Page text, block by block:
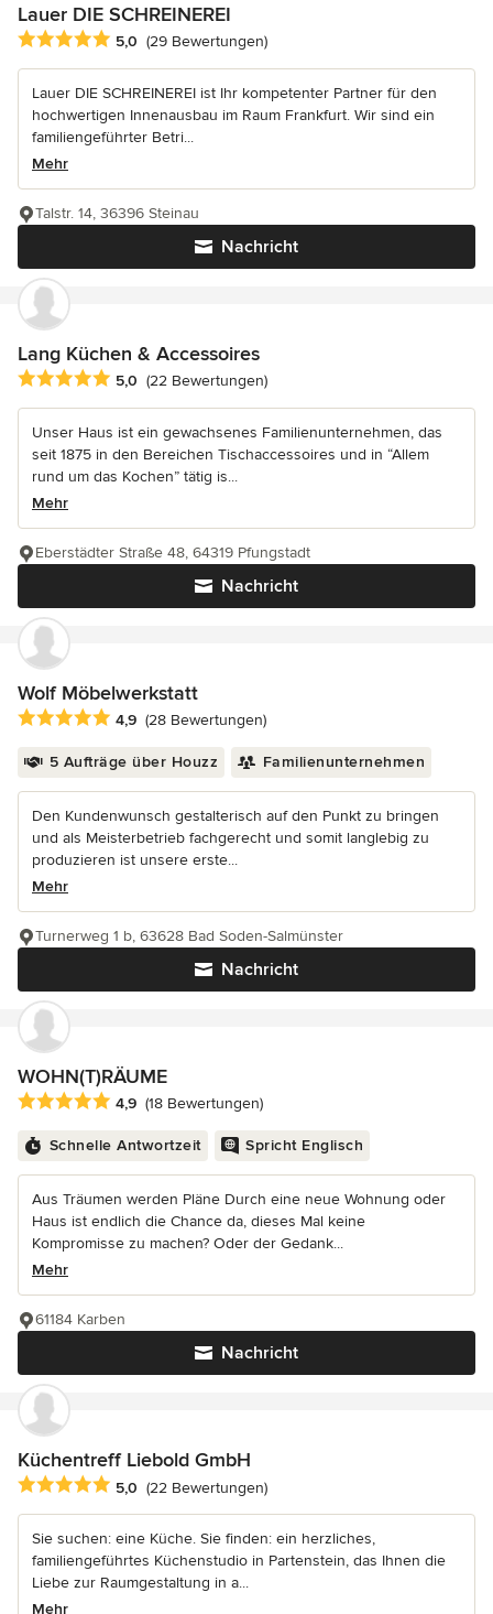
Lauer DIE SCHREINEREI
Durchschnittliche Bewertung: 5 von 5 Sternen
5,0 (29 Bewertungen)
Lauer DIE SCHREINEREI ist Ihr kompetenter Partner für den
hochwertigen Innenausbau im Raum Frankfurt. Wir sind ein
familiengeführter Betri...
Mehr
Nachricht
Talstr. 14, 36396 Steinau
Lang Küchen & Accessoires
Durchschnittliche Bewertung: 5 von 5 Sternen
5,0 (22 Bewertungen)
Unser Haus ist ein gewachsenes Familienunternehmen, das
seit 1875 in den Bereichen Tischaccessoires und in “Allem
rund um das Kochen” tätig is...
Mehr
Nachricht
Eberstädter Straße 48, 64319 Pfungstadt
Wolf Möbelwerkstatt
Durchschnittliche Bewertung: 4.9 von 5 Sternen
4,9 (28 Bewertungen)
5 Aufträge über Houzz Familienunternehmen
Den Kundenwunsch gestalterisch auf den Punkt zu bringen
und als Meisterbetrieb fachgerecht und somit langlebig zu
produzieren ist unsere erste...
Mehr
Nachricht
Turnerweg 1 b, 63628 Bad Soden-Salmünster
WOHN(T)RÄUME
Durchschnittliche Bewertung: 4.9 von 5 Sternen
4,9 (18 Bewertungen)
Schnelle Antwortzeit Spricht Englisch
Aus Träumen werden Pläne Durch eine neue Wohnung oder
Haus ist endlich die Chance da, dieses Mal keine
Kompromisse zu machen? Oder der Gedank...
Mehr
Nachricht
61184 Karben
Küchentreff Liebold GmbH
Durchschnittliche Bewertung: 5 von 5 Sternen
5,0 (22 Bewertungen)
Sie suchen: eine Küche. Sie finden: ein herzliches,
familiengeführtes Küchenstudio in Partenstein, das Ihnen die
Liebe zur Raumgestaltung in a...
Mehr